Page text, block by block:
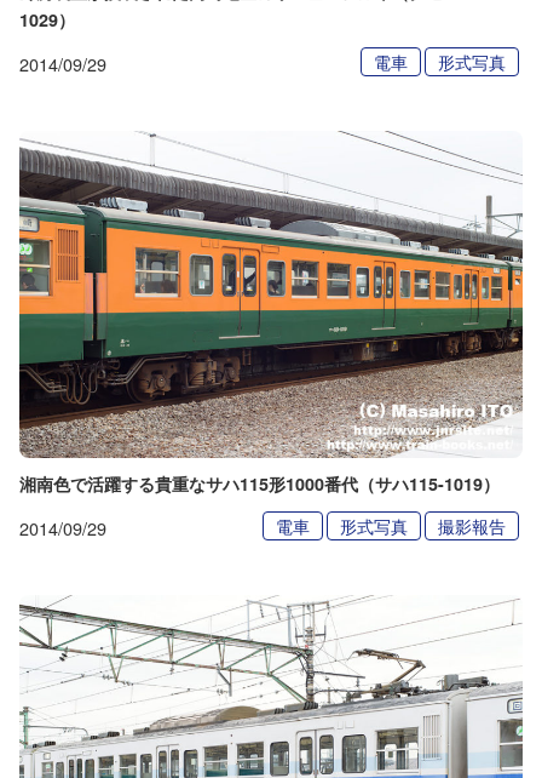
1029）
2014/09/29 電車 形式写真
湘南色で活躍する貴重なサハ115形1000番代（サハ115-1019）
2014/09/29 電車 形式写真 撮影報告